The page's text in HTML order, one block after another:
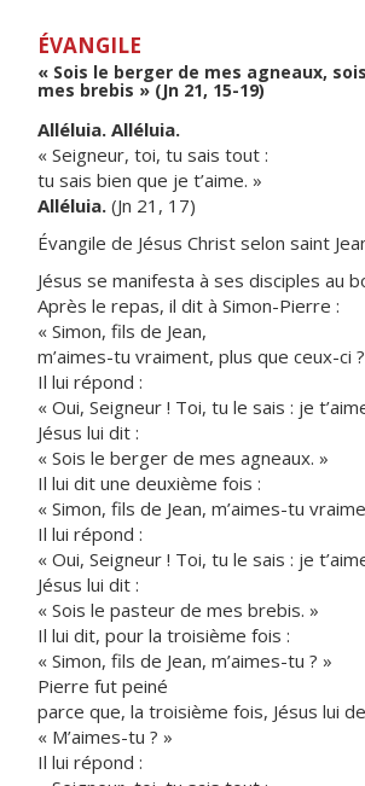
ÉVANGILE
« Sois le berger de mes agneaux,
mes brebis » (Jn 21, 15-19)
Alléluia. Alléluia.
« Seigneur, toi, tu sais tout :
tu sais bien que je t’aime. »
Alléluia. (Jn 21, 17)
Évangile de Jésus Christ selon saint
Jésus se manifesta à ses disciples au
Après le repas, il dit à Simon-Pierre :
« Simon, fils de Jean,
m’aimes-tu vraiment, plus que ceux-ci
Il lui répond :
« Oui, Seigneur ! Toi, tu le sais : je
Jésus lui dit :
« Sois le berger de mes agneaux. »
Il lui dit une deuxième fois :
« Simon, fils de Jean, m’aimes-tu
Il lui répond :
« Oui, Seigneur ! Toi, tu le sais : je
Jésus lui dit :
« Sois le pasteur de mes brebis. »
Il lui dit, pour la troisième fois :
« Simon, fils de Jean, m’aimes-tu ? »
Pierre fut peiné
parce que, la troisième fois, Jésus lui
« M’aimes-tu ? »
Il lui répond :